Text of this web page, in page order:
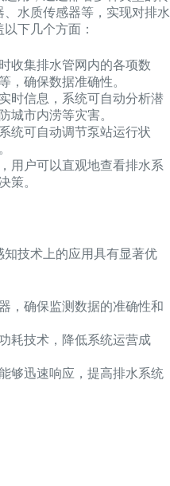
水质传感器等，实现对排水
下几个方面：
收集排水管网内的各项数
，确保数据准确性。
时信息，系统可自动分析潜
城市内涝等灾害。
统可自动调节泵站运行状
用户可以直观地查看排水系
策。
技术上的应用具有显著优
，确保监测数据的准确性和
耗技术，降低系统运营成
够迅速响应，提高排水系统